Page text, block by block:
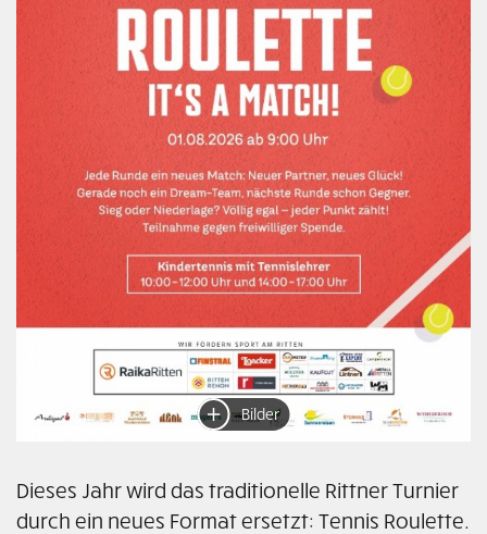
Bilder
Dieses Jahr wird das traditionelle Rittner Turnier
durch ein neues Format ersetzt: Tennis Roulette.